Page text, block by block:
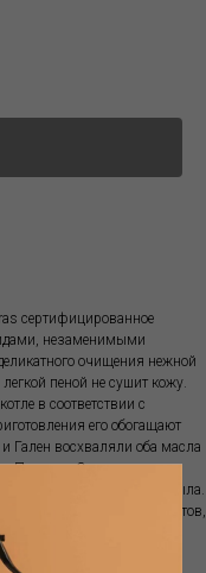
сертифицированное
незаменимыми
очищения нежной
пеной не сушит кожу.
в соответствии с
его обогащают
Гален восхваляли оба масла
Палония Старшего,
алеппского мыла.
формула. Без сульфатов,
самой